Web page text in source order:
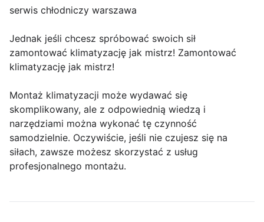
serwis chłodniczy warszawa
Jednak jeśli chcesz spróbować swoich sił
zamontować klimatyzację jak mistrz! Zamontować
klimatyzację jak mistrz!
Montaż klimatyzacji może wydawać się
skomplikowany, ale z odpowiednią wiedzą i
narzędziami można wykonać tę czynność
samodzielnie. Oczywiście, jeśli nie czujesz się na
siłach, zawsze możesz skorzystać z usług
profesjonalnego montażu.